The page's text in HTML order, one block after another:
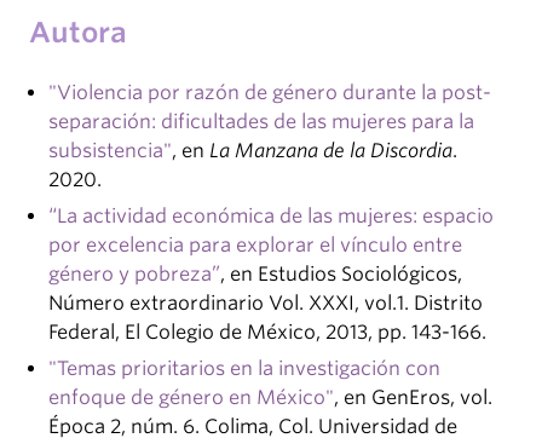
Autora
"Violencia por razón de género durante la post-
separación: dificultades de las mujeres para la
subsistencia", en La Manzana de la Discordia.
2020.
“La actividad económica de las mujeres: espacio
por excelencia para explorar el vínculo entre
género y pobreza”, en Estudios Sociológicos,
Número extraordinario Vol. XXXI, vol.1. Distrito
Federal, El Colegio de México, 2013, pp. 143-166.
"Temas prioritarios en la investigación con
enfoque de género en México", en GenEros, vol.
Época 2, núm. 6. Colima, Col. Universidad de